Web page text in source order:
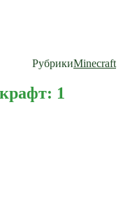
РубрикиMinecraft
1